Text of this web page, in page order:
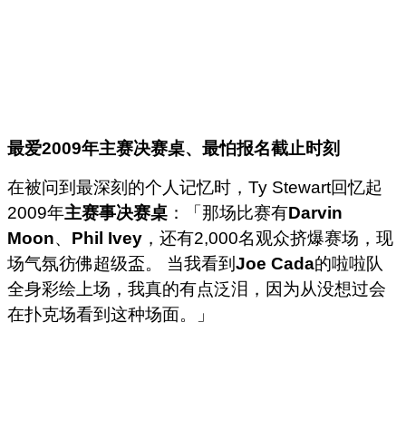
最爱2009年主赛决赛桌、最怕报名截止时刻
在被问到最深刻的个人记忆时，Ty Stewart回忆起
2009年主赛事决赛桌 ：「那场比赛有Darvin
Moon、 Phil Ivey ，还有2,000名观众挤爆赛场，现
场气氛彷佛超级盃。 当我看到 Joe Cada的啦啦队
全身彩绘上场，我真的有点泛泪，因为从没想过会
在扑克场看到这种场面。」